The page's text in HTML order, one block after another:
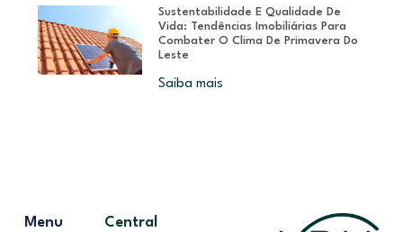
Sustentabilidade E Qualidade De
Vida: Tendências Imobiliárias Para
Combater O Clima De Primavera Do
Leste
Saiba mais
Menu
Central